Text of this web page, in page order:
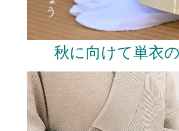
秋に向けて単衣